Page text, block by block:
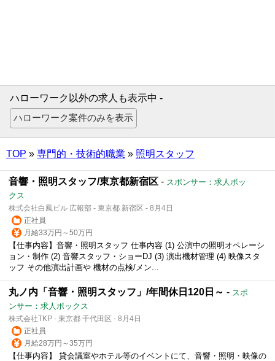
ハローワーク以外の求人も表示中 -
TOP » 専門的・技術的職業 » 照明スタッフ
音響・照明スタッフ/東京都新宿区 - スポンサー：求人ボッ
クス
株式会社白鳳ビル 広報部 - 東京都 新宿区 - 8月4日
正社員
月給33万円～50万円
【仕事内容】音響・照明スタッフ 仕事内容 (1) 公演中の照明オペレーシ
ョン・制作 (2) 音響スタッフ・ショーDJ (3) 演出機材管理 (4) 映像スタ
ッフ その他演出計画や 機材の点検/メン...
丸ノ内「音響・照明スタッフ」/年間休日120日～ - スポ
ンサー：求人ボックス
株式会社TKP - 東京都 千代田区 - 8月4日
正社員
月給28万円～35万円
【仕事内容】 貸会議室やホテル等のイベントにて、音響・照明・映像の